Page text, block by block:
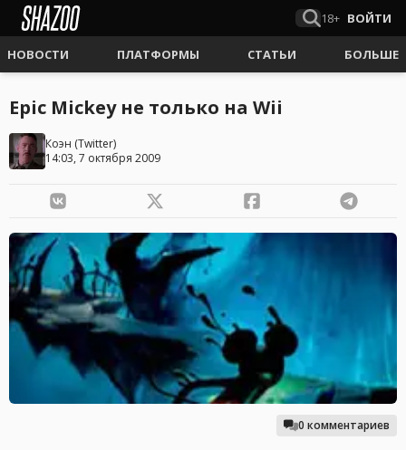
18+ ВОЙТИ
НОВОСТИ ПЛАТФОРМЫ СТАТЬИ БОЛЬШЕ
Epic Mickey не только на Wii
Коэн (Twitter)
14:03, 7 октября 2009
0 комментариев